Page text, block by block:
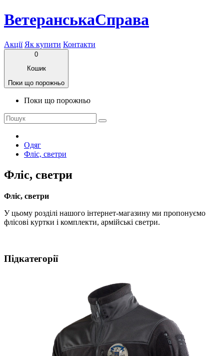
ВетеранськаСправа
Акції Як купити Контакти
0
Кошик
Поки що порожньо
Поки що порожньо
Одяг
Фліс, светри
Фліс, светри
Фліс, светри
У цьому розділі нашого інтернет-магазину ми пропонуємо
флісові куртки і комплекти, армійські светри.
Підкатегорії